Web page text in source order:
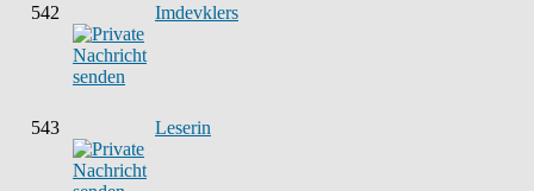
542 Imdevklers
543 Leserin